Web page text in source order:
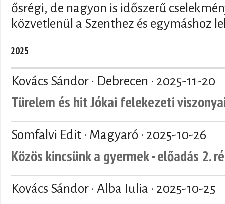
ősrégi, de nagyon is időszerű
közvetlenül a Szenthez és egymáshoz
2025
Kovács Sándor · Debrecen · 2025-11-20
Türelem és hit Jókai felekezeti
Somfalvi Edit · Magyaró · 2025-10-26
Közös kincsünk a gyermek - előadás 2.
Kovács Sándor · Alba Iulia · 2025-10-25